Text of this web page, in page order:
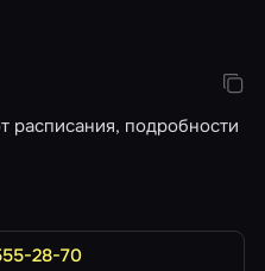
расписания, подробности
28-70